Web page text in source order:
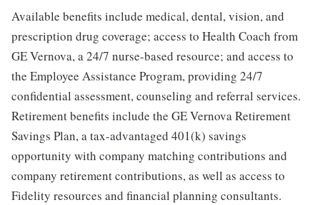
Available benefits include medical, dental, vision, and
prescription drug coverage; access to Health Coach from
GE Vernova, a 24/7 nurse-based resource; and access to
the Employee Assistance Program, providing 24/7
confidential assessment, counseling and referral services.
Retirement benefits include the GE Vernova Retirement
Savings Plan, a tax-advantaged 401(k) savings
opportunity with company matching contributions and
company retirement contributions, as well as access to
Fidelity resources and financial planning consultants.